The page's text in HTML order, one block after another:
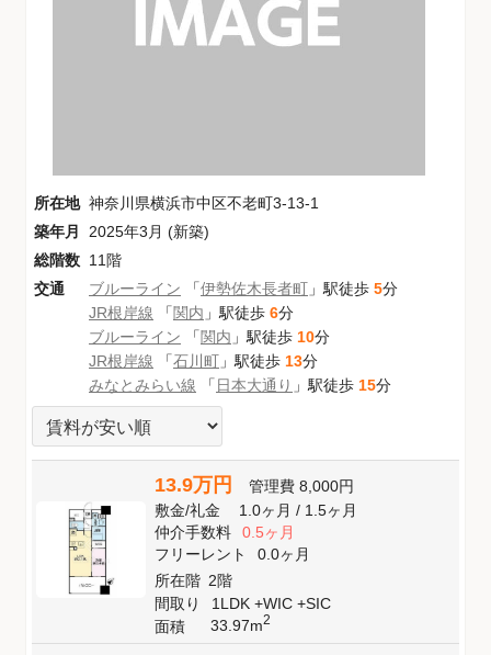
所在地 神奈川県横浜市中区不老町3-13-1
築年月
2025年3月 (新築)
総階数 11階
交通
ブルーライン 「伊勢佐木長者町 」駅徒歩 5分
JR根岸線 「関内 」駅徒歩 6分
ブルーライン 「関内 」駅徒歩 10分
JR根岸線 「石川町 」駅徒歩 13分
みなとみらい線 「日本大通り 」駅徒歩 15分
13.9万円 管理費 8,000円
敷金/礼金 1.0ヶ月/ 1.5ヶ月
仲介手数料
0.5ヶ月
フリーレント
0.0ヶ月
所在階 2階
間取り
1LDK +WIC +SIC
面積
33.97m2